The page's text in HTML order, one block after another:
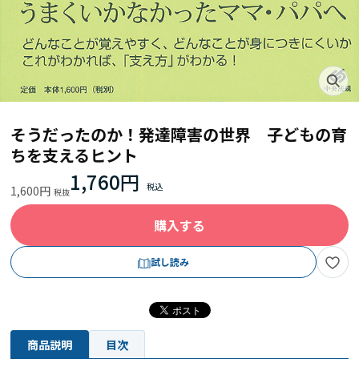
そうだったのか！発達障害の世界 子どもの育
ちを支えるヒント
1,600円 1,760円
購入する
試し読み
商品説明 目次